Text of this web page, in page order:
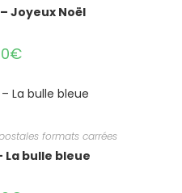
Joyeux Noël
€
formats carrées
bulle bleue